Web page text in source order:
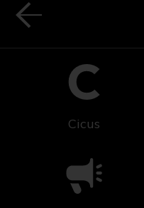
Cicus